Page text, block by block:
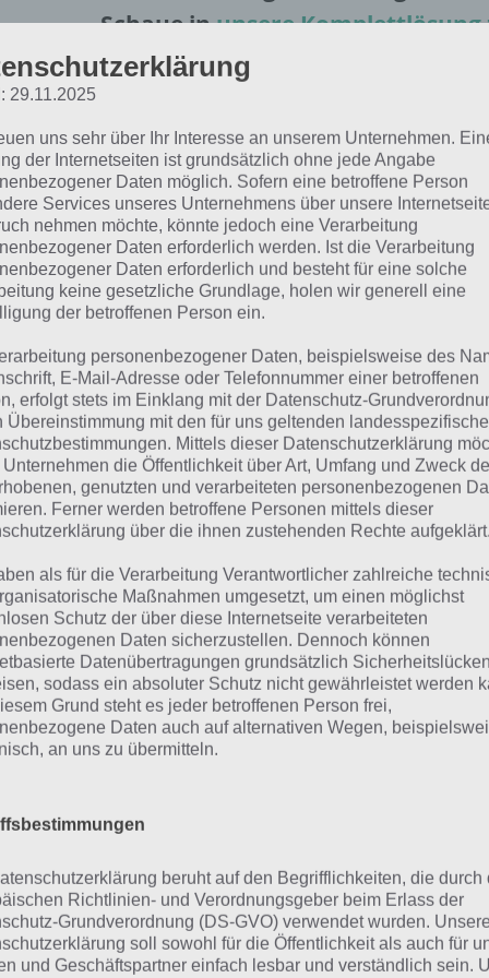
Schaue inunsere Komplettlösung
App! Dort kannst du mit der Suche
über 100 Level finden!
Reihenfolge der Level in 94% bei jedem Spieler
die 94% Lösung zum Sachverhalt “Musik”.
Lösung für 94%
findest du alle richtigen Antworten zum
Die Lösung ist dabei nach den Prozent-Werten
(32%)
(23%)
(8%)
(7%)
(5%)
(4%)
Themengebiet Musik ist die Bandbreite an Begriffen
es nicht nur die verschiedensten Musikgenres, sondern
29.11.2025
uns sehr über Ihr Interesse an unserem Unternehmen.
der Internetseiten ist grundsätzlich ohne jede Angabe
Daten möglich. Sofern eine betroffene Person
Services unseres Unternehmens über unsere
nehmen möchte, könnte jedoch eine Verarbeitung
Daten erforderlich werden. Ist die Verarbeitung
Daten erforderlich und besteht für eine solche
keine gesetzliche Grundlage, holen wir generell eine
der betroffenen Person ein.
personenbezogener Daten, beispielsweise des
E-Mail-Adresse oder Telefonnummer einer betroffenen
erfolgt stets im Einklang mit der Datenschutz-
Übereinstimmung mit den für uns geltenden
Mittels dieser Datenschutzerklärung
Unternehmen die Öffentlichkeit über Art, Umfang und Zweck
genutzten und verarbeiteten personenbezogenen
Ferner werden betroffene Personen mittels dieser
über die ihnen zustehenden Rechte aufgeklärt.
als für die Verarbeitung Verantwortlicher zahlreiche
Maßnahmen umgesetzt, um einen möglichst
Schutz der über diese Internetseite verarbeiteten
Daten sicherzustellen. Dennoch können
Datenübertragungen grundsätzlich Sicherheitslücken
sodass ein absoluter Schutz nicht gewährleistet werden
Grund steht es jeder betroffenen Person frei,
Daten auch auf alternativen Wegen,
an uns zu übermitteln.
beruht auf den Begrifflichkeiten, die durch
Richtlinien- und Verordnungsgeber beim Erlass der
Grundverordnung (DS-GVO) verwendet wurden. Unsere
soll sowohl für die Öffentlichkeit als auch für
und Geschäftspartner einfach lesbar und verständlich sein.